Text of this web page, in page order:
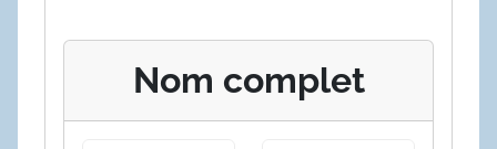
Nom complet